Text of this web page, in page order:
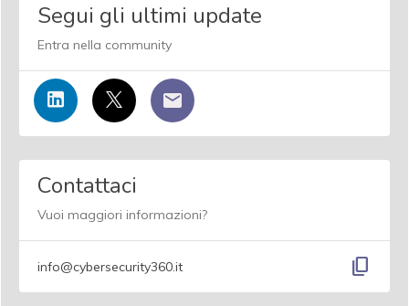
Segui gli ultimi update
Entra nella community
Contattaci
Vuoi maggiori informazioni?
info@cybersecurity360.it content_copy